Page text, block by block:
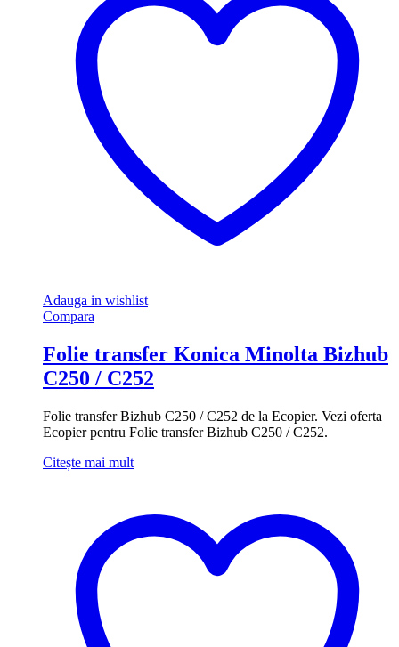
Adauga in wishlist
Compara
Folie transfer Konica Minolta Bizhub
C250 / C252
Folie transfer Bizhub C250 / C252 de la Ecopier. Vezi oferta
Ecopier pentru Folie transfer Bizhub C250 / C252.
Citește mai mult